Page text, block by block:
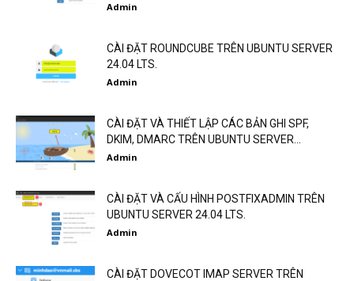
Admin
CÀI ĐẶT ROUNDCUBE TRÊN UBUNTU SERVER
24.04 LTS.
Admin
CÀI ĐẶT VÀ THIẾT LẬP CÁC BẢN GHI SPF,
DKIM, DMARC TRÊN UBUNTU SERVER...
Admin
CÀI ĐẶT VÀ CẤU HÌNH POSTFIXADMIN TRÊN
UBUNTU SERVER 24.04 LTS.
Admin
CÀI ĐẶT DOVECOT IMAP SERVER TRÊN